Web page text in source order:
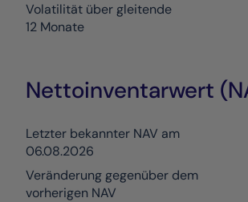
Volatilität über gleitende
12 Monate
Nettoinventarwert
Letzter bekannter NAV am
06.08.2026
Veränderung gegenüber dem
vorherigen NAV